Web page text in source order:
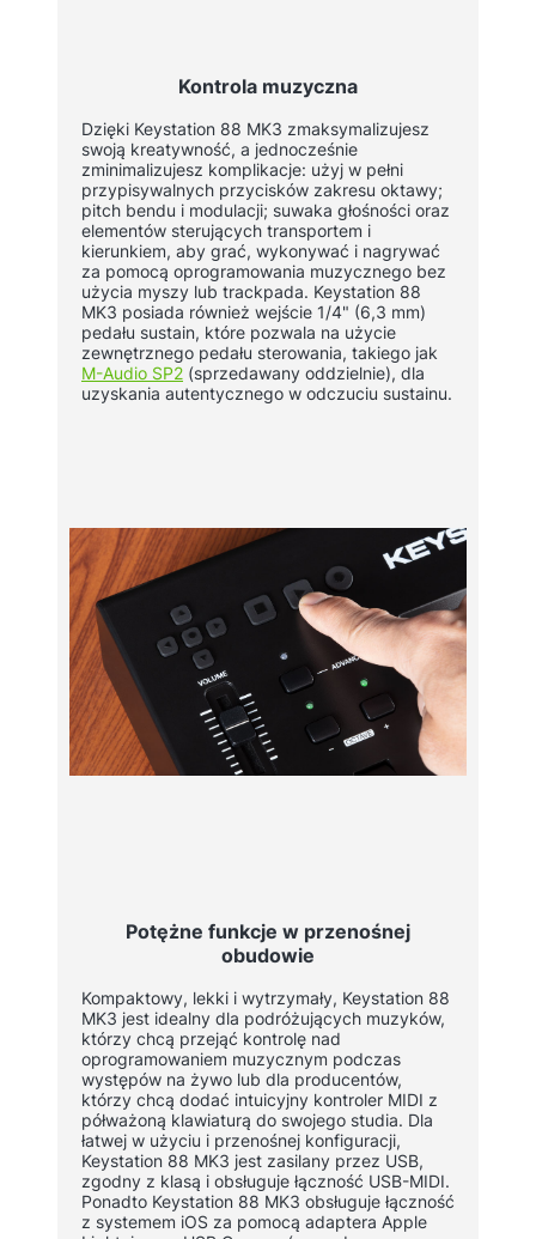
Kontrola muzyczna
Dzięki Keystation 88 MK3 zmaksymalizujesz
swoją kreatywność, a jednocześnie
zminimalizujesz komplikacje: użyj w pełni
przypisywalnych przycisków zakresu oktawy;
pitch bendu i modulacji; suwaka głośności oraz
elementów sterujących transportem i
kierunkiem, aby grać, wykonywać i nagrywać
za pomocą oprogramowania muzycznego bez
użycia myszy lub trackpada. Keystation 88
MK3 posiada również wejście 1/4" (6,3 mm)
pedału sustain, które pozwala na użycie
zewnętrznego pedału sterowania, takiego jak
M-Audio SP2 (sprzedawany oddzielnie), dla
uzyskania autentycznego w odczuciu sustainu.
Potężne funkcje w przenośnej
obudowie
Kompaktowy, lekki i wytrzymały, Keystation 88
MK3 jest idealny dla podróżujących muzyków,
którzy chcą przejąć kontrolę nad
oprogramowaniem muzycznym podczas
występów na żywo lub dla producentów,
którzy chcą dodać intuicyjny kontroler MIDI z
półważoną klawiaturą do swojego studia. Dla
łatwej w użyciu i przenośnej konfiguracji,
Keystation 88 MK3 jest zasilany przez USB,
zgodny z klasą i obsługuje łączność USB-MIDI.
Ponadto Keystation 88 MK3 obsługuje łączność
z systemem iOS za pomocą adaptera Apple